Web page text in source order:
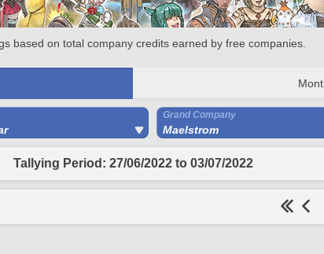
based on total company credits earned by free companies.
Grand Company
Maelstrom
Tallying Period: 27/06/2022 to 03/07/2022